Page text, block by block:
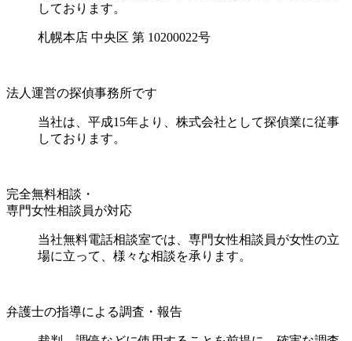
しております。
札幌本店 中央区 第 10200022号
法人運営の探偵事務所です
当社は、平成15年より、株式会社として探偵業に従事
しております。
完全無料相談・
専門女性相談員が対応
当社無料電話相談室では、専門女性相談員が女性の立
場に立って、様々な相談を承ります。
弁護士の指導による調査・報告